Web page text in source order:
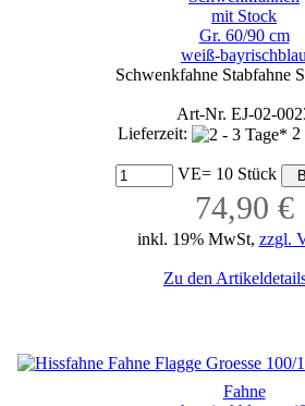
mit Stock
Gr. 60/90 cm
weiß-bayrischblau
Schwenkfahne Stabfahne
Art-Nr. EJ-02-
Lieferzeit:
2
VE= 10 Stück
74,90 €
inkl. 19% MwSt, zzgl.
Zu den
Fahne